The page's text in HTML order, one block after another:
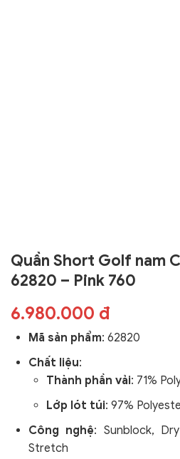
Quần Short Golf nam
62820 – Pink 760
6.980.000 đ
Mã sản phẩm: 62820
Chất liệu:
Thành phần vải: 71%
Lớp lót túi: 97%
Công nghệ: Sunblock,
Stretch